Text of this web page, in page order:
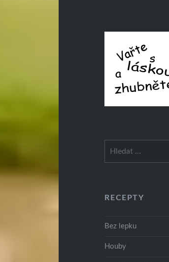
RECEPTY
Bez lepku
Houby